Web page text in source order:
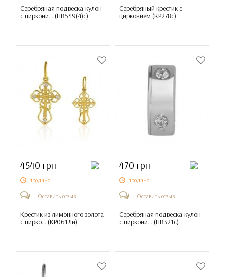
Серебряная подвеска-кулон
с циркони... (ПВ549(4)с)
Серебряный крестик с
цирконием (КР278с)
4540 грн
продано
Оставить отзыв
Крестик из лимонного золота
с цирко... (КР061Ли)
470 грн
продано
Оставить отзыв
Серебряная подвеска-кулон
с циркони... (ПВ321с)